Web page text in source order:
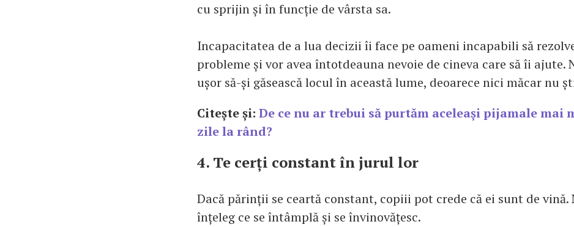
cu sprijin și în funcție de vârsta sa.
Incapacitatea de a lua decizii îi face pe oameni incapabili să
probleme și vor avea întotdeauna nevoie de cineva care să îi ajute.
ușor să-și găsească locul în această lume, deoarece nici măcar nu
Citește și: De ce nu ar trebui să purtăm aceleași pijamale mai
zile la rând?
4. Te cerți constant în jurul lor
Dacă părinții se ceartă constant, copiii pot crede că ei sunt de vină.
înțeleg ce se întâmplă și se învinovățesc.